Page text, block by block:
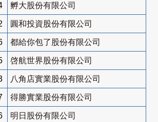
孵大股份有限公司
圓和投資股份有限公司
都給你包了股份有限公司
啓航世界股份有限公司
八角店實業股份有限公司
得勝實業股份有限公司
明日股份有限公司